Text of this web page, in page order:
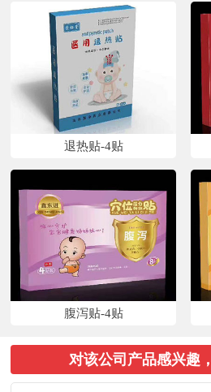
退热贴-4贴
腹泻贴-4贴
对该公司产品感兴趣